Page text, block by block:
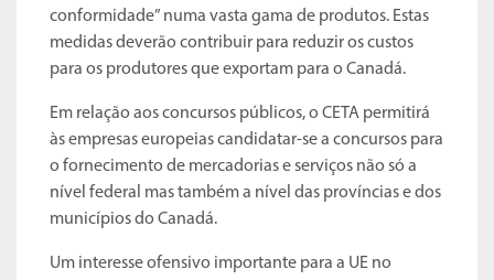
conformidade” numa vasta gama de produtos. Estas
medidas deverão contribuir para reduzir os custos
para os produtores que exportam para o Canadá.
Em relação aos concursos públicos, o CETA permitirá
às empresas europeias candidatar-se a concursos para
o fornecimento de mercadorias e serviços não só a
nível federal mas também a nível das províncias e dos
municípios do Canadá.
Um interesse ofensivo importante para a UE no